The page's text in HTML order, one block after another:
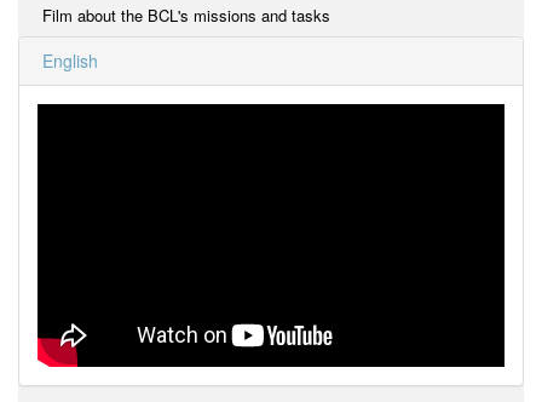
Film about the BCL's missions and tasks
English